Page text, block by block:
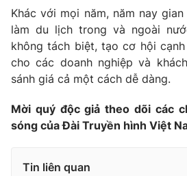
Học trực tuyến
Hitech Công nghệ tương lai
Sản phẩm
Thị trường
Tư vấn
Giao lưu trực tuyến
Lịch phát sóng
Chuyên mục khác
Khác với mọi năm, năm nay
làm du lịch trong và ngoài
không tách biệt, tạo cơ hội
cho các doanh nghiệp và
sánh giá cả một cách dễ dàng.
Mời quý độc giả theo dõi các
sóng của Đài Truyền hình Việt
Tin liên quan